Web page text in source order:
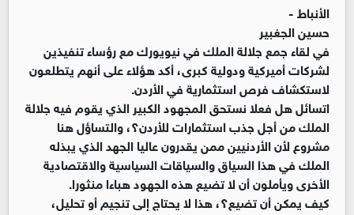
الأنباط -
حسين الجغبير
في لقاء جمع جلالة الملك في نيويورك مع رؤساء تنفيذين
لشركات أميركية ودولية كبرى، أكد هؤلاء على أنهم يتطلعون
لاستكشاف فرص استثمارية في الأردن.
اتسائل هل فعلا نستحق المجهود الكبير الذي يقوم فيه جلالة
الملك من أجل جذب استثمارات للأردن؟، والتساؤل هنا
مشروع لأن الأردنيين ممن يقدرون عاليا الجهد الذي يبذله
الملك في هذا السياق والسياقات السياسية والاقتصادية
الأخرى ويأملون أن لا تضيع هذه الجهود هباءا منثورا.
كيف يمكن أن تضيع؟، هذا لا يحتاج إلى تنجيم أو تحليل،